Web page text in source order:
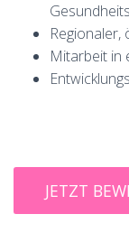
Mitarbeit in